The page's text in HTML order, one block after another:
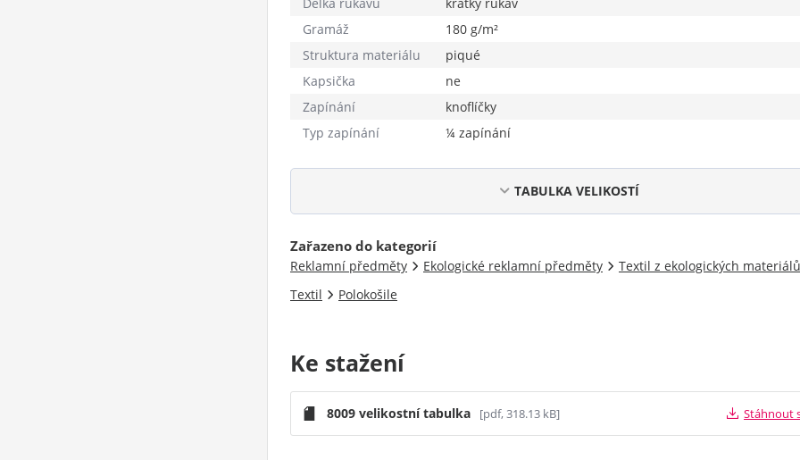
Gramáž
180 g/m²
Struktura materiálu
piqué
Kapsička
ne
Zapínání
knoflíčky
Typ zapínání
¼ zapínání
TABULKA VELIKOSTÍ
Zařazeno do kategorií
Reklamní předměty Ekologické reklamní předměty
Textil z ekologických materiálů
Textil
Polokošile
Ke stažení
8009 velikostní tabulka [pdf, 318.13 kB] Stáhnout